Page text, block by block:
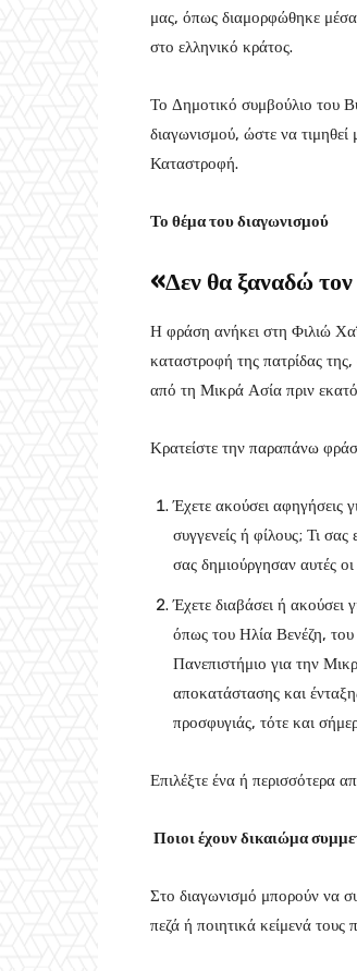
μας, όπως διαμορφώθηκε
στο ελληνικό κράτος.
Το Δημοτικό συμβούλιο του
διαγωνισμού, ώστε να
Καταστροφή.
Το θέμα του διαγωνισμού
«Δεν θα ξαναδώ
Η φράση ανήκει στη Φιλιώ
καταστροφή της πατρίδας
από τη Μικρά Ασία πριν
Κρατείστε την παραπάνω
Έχετε ακούσει αφηγήσεις
συγγενείς ή φίλους; Τι
σας δημιούργησαν αυτές
Έχετε διαβάσει ή ακούσει
όπως του Ηλία Βενέζη,
Πανεπιστήμιο για την
αποκατάστασης και
προσφυγιάς, τότε και
Επιλέξτε ένα ή περισσότερα
Ποιοι έχουν δικαιώμα
Στο διαγωνισμό μπορούν να
πεζά ή ποιητικά κείμενά